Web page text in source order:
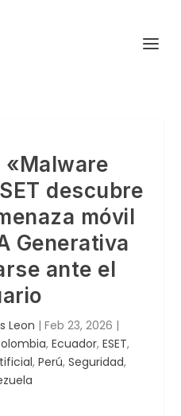
«Malware
descubre
móvil
Generativa
ante el
Leon | Feb 23, 2026 |
, Ecuador, ESET,
, Perú, Seguridad,